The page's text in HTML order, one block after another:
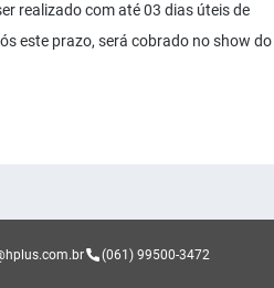
realizado com até 03 dias úteis de
este prazo, será cobrado no show do
(061) 99500-3472